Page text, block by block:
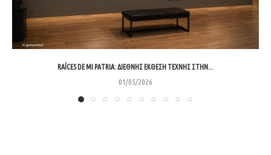
RAÍCES DE MI PATRIA: ΔΙΕΘΝΉΣ ΈΚΘΕΣΗ ΤΈΧΝΗΣ ΣΤΗΝ...
01/05/2026